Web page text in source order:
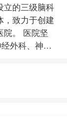
立的三级脑科
，致力于创建
院。 医院坚
外科、神经
通外科、骨
肿瘤科、高